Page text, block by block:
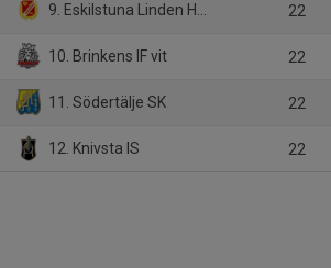
9. Eskilstuna Linden Hockey 22
10. Brinkens IF vit 22
11. Södertälje SK 22
12. Knivsta IS 22